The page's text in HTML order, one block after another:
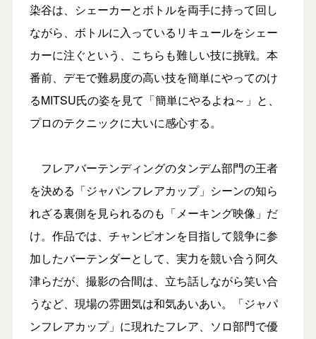
染谷は、シェーカーとボトルを両手に持って回し
ながら、ボトルに入っているリキュールをシェー
カーに注ぐという、こちらも難しい技に挑戦。本
番前、デモで難易度の高い技を簡単にやってのけ
るMITSU氏の姿を見て「簡単にやるよね～」と、
プロのテクニックに大いに感心する。
フレアバーテンディングのタンデム部門の王者
を決める「ジャパンフレアカップ」シーンの知ら
れざる裏側を見られるのも「メーキング映像」だ
け。作品では、チャンピオンを目指して競争に参
加したバーテンダーとして、実力を競い合う阿久
津らだが、撮影の合間は、立ち話しながら笑い合
うなど、現場の雰囲気は和気あいあい。「ジャパ
ンフレアカップ」に現れたフレア、ソロ部門で優